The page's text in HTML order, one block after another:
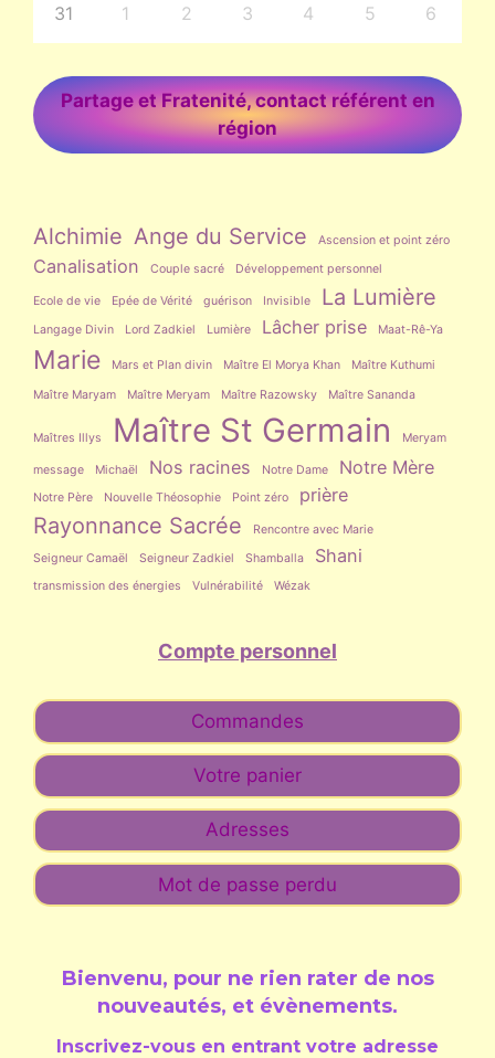
31 1 2 3 4 5 6
Partage et Fratenité, contact référent en
région
Alchimie Ange du Service Ascension et point zéro
Canalisation Couple sacré Développement personnel
Ecole de vie Epée de Vérité guérison Invisible La Lumière
Langage Divin Lord Zadkiel Lumière Lâcher prise Maat-Rê-Ya
Marie Mars et Plan divin Maître El Morya Khan Maître Kuthumi
Maître Maryam Maître Meryam Maître Razowsky Maître Sananda
Maîtres Illys Maître St Germain Meryam
message Michaël Nos racines Notre Dame Notre Mère
Notre Père Nouvelle Théosophie Point zéro prière
Rayonnance Sacrée
Rencontre avec Marie
Seigneur Camaël
Seigneur Zadkiel Shamballa Shani
transmission des énergies Vulnérabilité Wézak
Compte personnel
Commandes
Votre panier
Adresses
Mot de passe perdu
Bienvenu, pour ne rien rater de nos
nouveautés, et évènements.
Inscrivez-vous en entrant votre adresse